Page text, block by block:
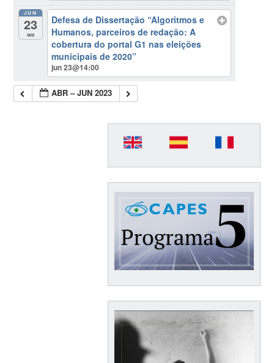
JUN
23
sex
Defesa de Dissertação “Algoritmos e
Humanos, parceiros de redação: A
cobertura do portal G1 nas eleições
municipais de 2020”
jun 23@14:00
ABR – JUN 2023